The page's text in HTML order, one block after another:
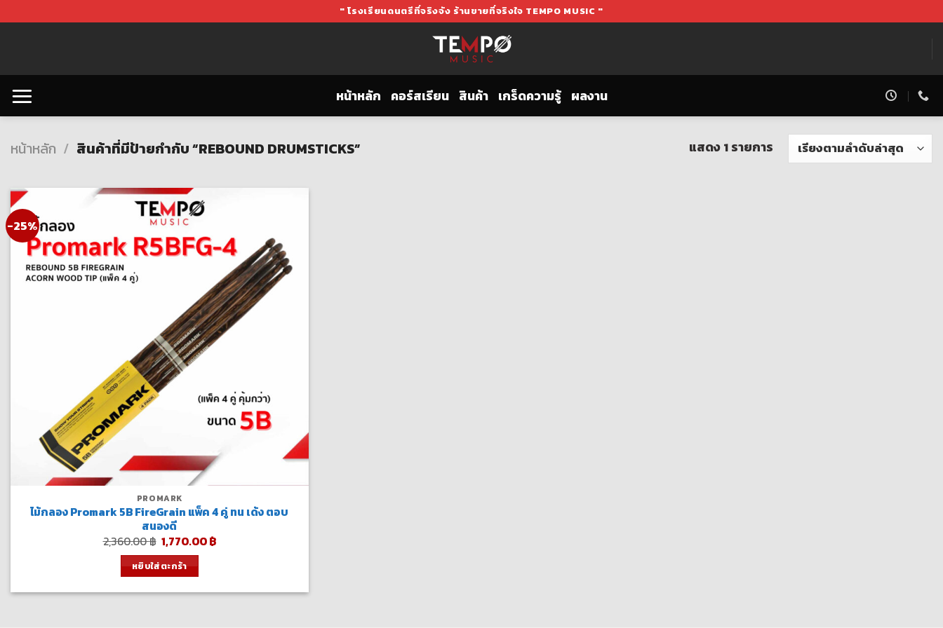
to
" โรงเรียนดนตรีที่จริงจัง ร้านขายที่จริงใจ TEMPO MUSIC "
หน้าหลัก คอร์สเรียน สินค้า เกร็ดความรู้ ผลงาน
หน้าหลัก / สินค้าที่มีป้ายกำกับ “REBOUND DRUMSTICKS” แสดง 1 รายการ
-25%
PROMARK
ไม้กลอง Promark 5B FireGrain แพ็ค 4 คู่ ทน เด้ง ตอบ
สนองดี
2,360.00฿ Original
price
was:
2,360.00 ฿.
1,770.00฿Current
หยิบใส่ตะกร้า